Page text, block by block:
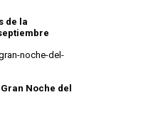
de la
Noche del